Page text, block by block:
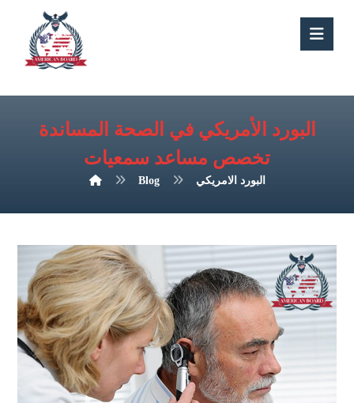
البورد الأمريكي في الصحة المساندة
تخصص مساعد سمعيات
Blog البورد الامريكي